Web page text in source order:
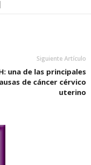
Siguiente Artículo
una de las principales
de cáncer cérvico
uterino